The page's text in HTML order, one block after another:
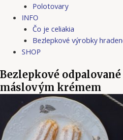
Polotovary
INFO
Čo je celiakia
Bezlepkové výrobky
SHOP
Bezlepkové
máslovým krémem